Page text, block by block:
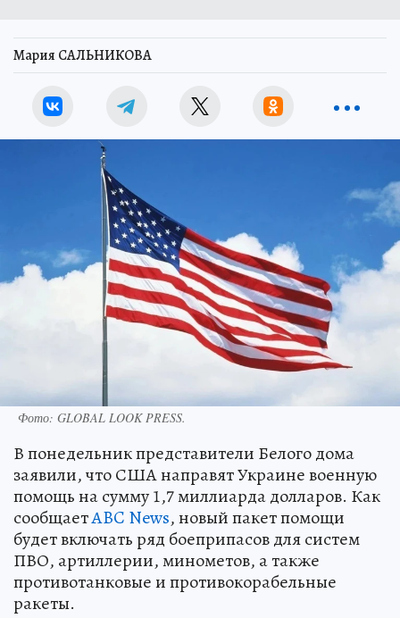
Мария САЛЬНИКОВА
Фото: GLOBAL LOOK PRESS.
В понедельник представители Белого дома
заявили, что США направят Украине военную
помощь на сумму 1,7 миллиарда долларов. Как
сообщаетABC News, новый пакет помощи
будет включать ряд боеприпасов для систем
ПВО, артиллерии, минометов, а также
противотанковые и противокорабельные
ракеты.